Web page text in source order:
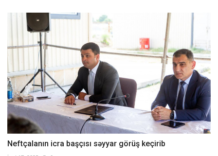
Neftçalanın icra başçısı səyyar görüş keçirib